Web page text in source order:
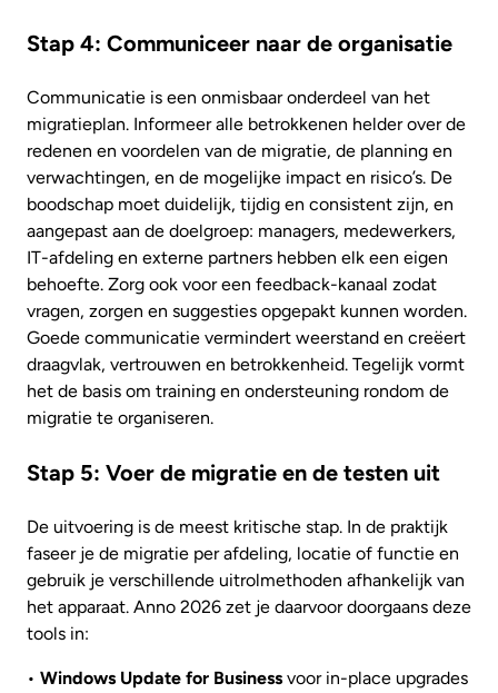
Stap 4: Communiceer naar de organisatie
Communicatie is een onmisbaar onderdeel van het
migratieplan. Informeer alle betrokkenen helder over de
redenen en voordelen van de migratie, de planning en
verwachtingen, en de mogelijke impact en risico’s. De
boodschap moet duidelijk, tijdig en consistent zijn, en
aangepast aan de doelgroep: managers, medewerkers,
IT-afdeling en externe partners hebben elk een eigen
behoefte. Zorg ook voor een feedback-kanaal zodat
vragen, zorgen en suggesties opgepakt kunnen worden.
Goede communicatie vermindert weerstand en creëert
draagvlak, vertrouwen en betrokkenheid. Tegelijk vormt
het de basis om training en ondersteuning rondom de
migratie te organiseren.
Stap 5: Voer de migratie en de testen uit
De uitvoering is de meest kritische stap. In de praktijk
faseer je de migratie per afdeling, locatie of functie en
gebruik je verschillende uitrolmethoden afhankelijk van
het apparaat. Anno 2026 zet je daarvoor doorgaans deze
tools in:
• Windows Update for Business voor in-place upgrades